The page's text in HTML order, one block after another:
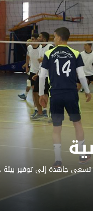
تسعى جاهدة إلى توفير